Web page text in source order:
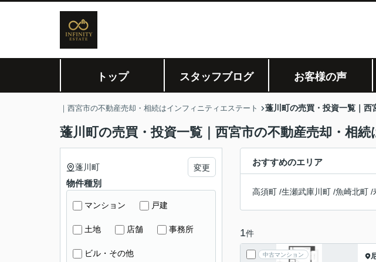
トップ スタッフブログ お客様の声
｜西宮市の不動産売却・相続はインフィニティエステート 蓬川町の売買・投資一覧｜西
蓬川町の売買・投資一覧｜西宮市の不動産売却・相
おすすめのエリア
高須町 /生瀬武庫川町 /魚崎北町 /
1件
中古マンション
蓬川町 変更
物件種別
マンション 戸建
土地 店舗 事務所
ビル・その他